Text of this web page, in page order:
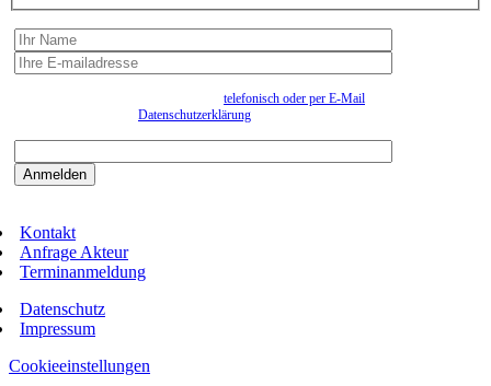
telefonisch oder per E-Mail
Datenschutzerklärung
Kontakt
Anfrage Akteur
Terminanmeldung
Datenschutz
Impressum
Cookieeinstellungen